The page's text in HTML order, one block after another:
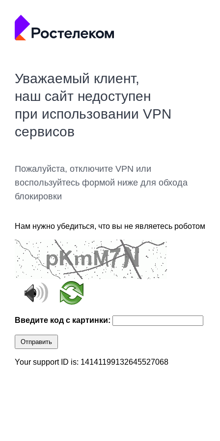
Уважаемый клиент,
наш сайт недоступен
при использовании VPN
сервисов
Пожалуйста, отключите VPN или
воспользуйтесь формой ниже для обхода
блокировки
Нам нужно убедиться, что вы не являетесь роботом
Введите код с картинки:
Отправить
Your support ID is: 14141199132645527068